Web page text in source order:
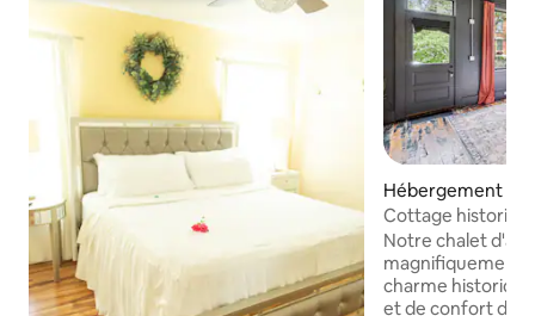
Hébergement ⋅
Cottage
pas de la
Notre chalet
magnifiquement
charme
et de confort